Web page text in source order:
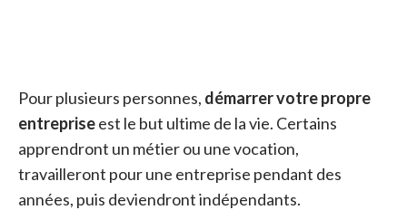
Pour plusieurs personnes, démarrer votre propre
entrepriseest le but ultime de la vie. Certains
apprendront un métier ou une vocation,
travailleront pour une entreprise pendant des
années, puis deviendront indépendants.